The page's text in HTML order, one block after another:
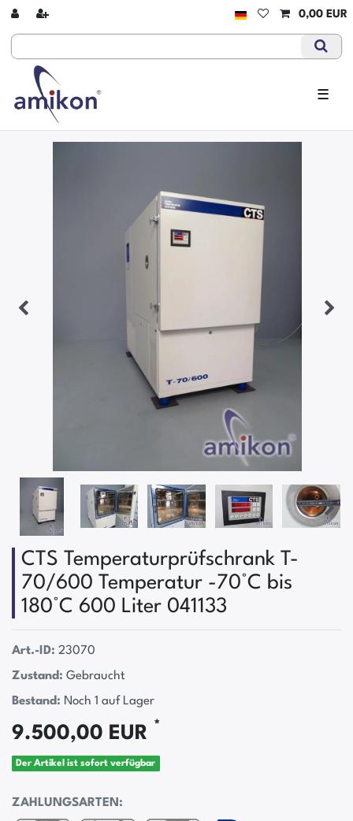
0,00 EUR
☰
CTS Temperaturprüfschrank T-
70/600 Temperatur -70°C bis
180°C 600 Liter 041133
Art.-ID: 23070
Zustand: Gebraucht
Bestand: Noch 1 auf Lager
9.500,00 EUR *
Der Artikel ist sofort verfügbar
ZAHLUNGSARTEN: